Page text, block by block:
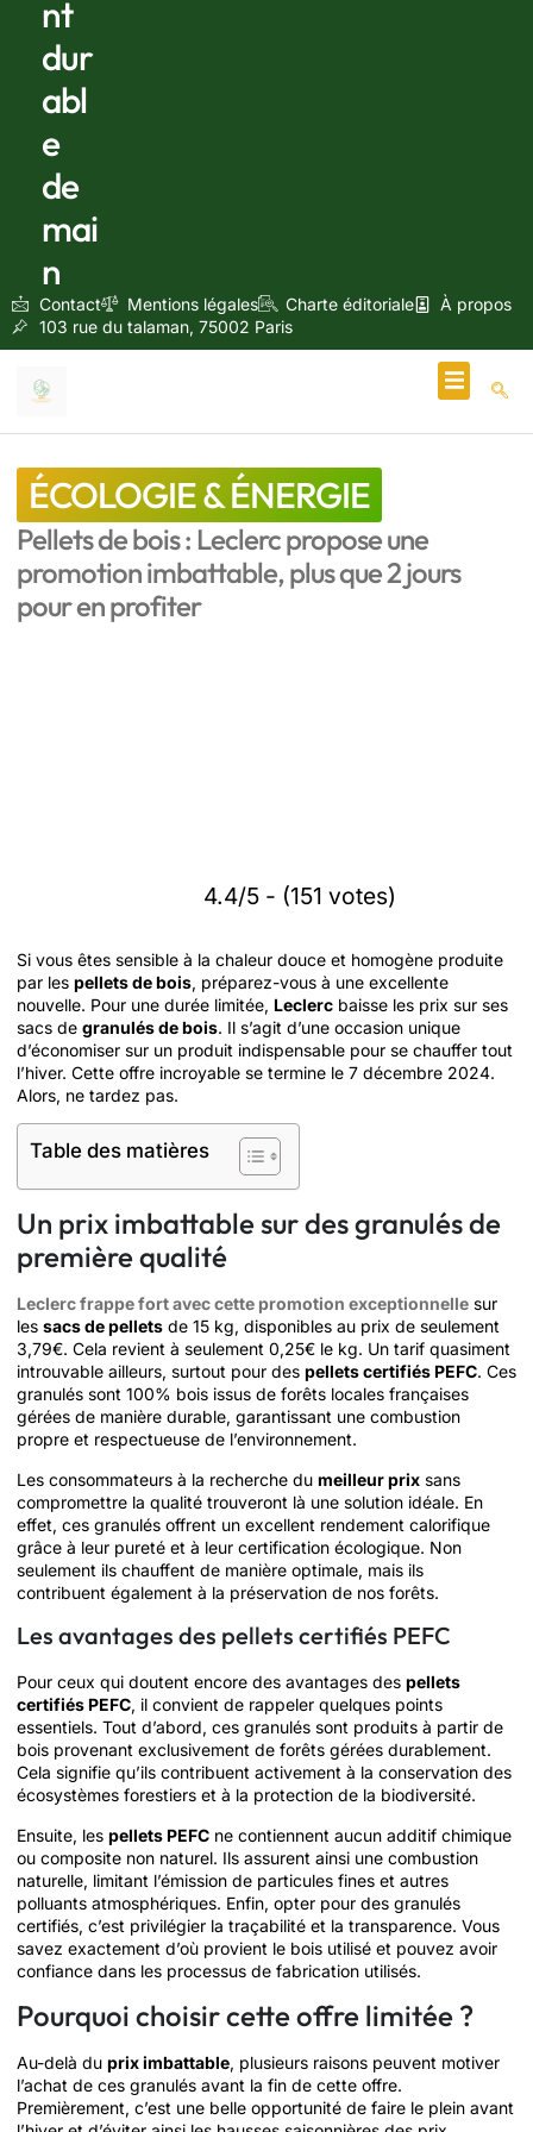
nt
dur
abl
e
de
mai
n
Contact Mentions légales Charte éditoriale
À propos
103 rue du talaman, 75002 Paris
ÉCOLOGIE & ÉNERGIE
Pellets de bois : Leclerc propose une
promotion imbattable, plus que 2 jours
pour en profiter
4.4/5 - (151 votes)
Si vous êtes sensible à la chaleur douce et homogène produite
par les pellets de bois, préparez-vous à une excellente
nouvelle. Pour une durée limitée, Leclerc baisse les prix sur ses
sacs de granulés de bois. Il s’agit d’une occasion unique
d’économiser sur un produit indispensable pour se chauffer tout
l’hiver. Cette offre incroyable se termine le 7 décembre 2024.
Alors, ne tardez pas.
Table des matières
Un prix imbattable sur des granulés de
première qualité
Leclerc frappe fort avec cette promotion exceptionnelle sur
les sacs de pellets de 15 kg, disponibles au prix de seulement
3,79€. Cela revient à seulement 0,25€ le kg. Un tarif quasiment
introuvable ailleurs, surtout pour des pellets certifiés PEFC. Ces
granulés sont 100% bois issus de forêts locales françaises
gérées de manière durable, garantissant une combustion
propre et respectueuse de l’environnement.
Les consommateurs à la recherche du meilleur prix sans
compromettre la qualité trouveront là une solution idéale. En
effet, ces granulés offrent un excellent rendement calorifique
grâce à leur pureté et à leur certification écologique. Non
seulement ils chauffent de manière optimale, mais ils
contribuent également à la préservation de nos forêts.
Les avantages des pellets certifiés PEFC
Pour ceux qui doutent encore des avantages des pellets
certifiés PEFC, il convient de rappeler quelques points
essentiels. Tout d’abord, ces granulés sont produits à partir de
bois provenant exclusivement de forêts gérées durablement.
Cela signifie qu’ils contribuent activement à la conservation des
écosystèmes forestiers et à la protection de la biodiversité.
Ensuite, les pellets PEFC ne contiennent aucun additif chimique
ou composite non naturel. Ils assurent ainsi une combustion
naturelle, limitant l’émission de particules fines et autres
polluants atmosphériques. Enfin, opter pour des granulés
certifiés, c’est privilégier la traçabilité et la transparence. Vous
savez exactement d’où provient le bois utilisé et pouvez avoir
confiance dans les processus de fabrication utilisés.
Pourquoi choisir cette offre limitée ?
Au-delà du prix imbattable, plusieurs raisons peuvent motiver
l’achat de ces granulés avant la fin de cette offre.
Premièrement, c’est une belle opportunité de faire le plein avant